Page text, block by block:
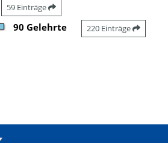
59 Einträge
90 Gelehrte 220 Einträge